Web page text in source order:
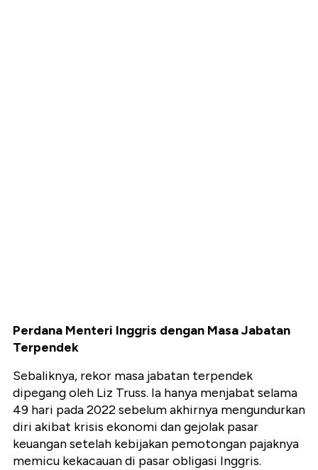
Perdana Menteri Inggris dengan Masa Jabatan
Terpendek
Sebaliknya, rekor masa jabatan terpendek
dipegang oleh Liz Truss. Ia hanya menjabat selama
49 hari pada 2022 sebelum akhirnya mengundurkan
diri akibat krisis ekonomi dan gejolak pasar
keuangan setelah kebijakan pemotongan pajaknya
memicu kekacauan di pasar obligasi Inggris.